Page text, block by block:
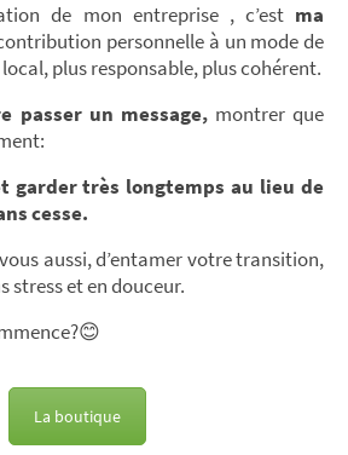
de mon entreprise , c’est ma
personnelle à un mode de
plus responsable, plus cohérent.
passer un message,montrer que
garder très longtemps au lieu de
cesse.
aussi, d’entamer votre transition,
stress et en douceur.
😊
La boutique